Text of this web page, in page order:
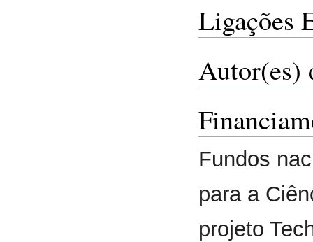
Ligações
Autor(es)
Fundos
para a
projeto